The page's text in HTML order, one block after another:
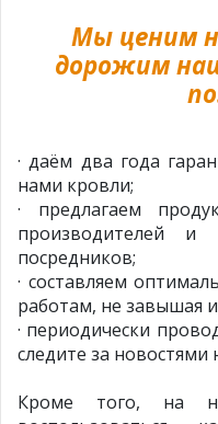
Мы ценим
дорожим
· даём два года
нами кровли;
· предлагаем
производителей
посредников;
· составляем
работам, не завышая
· периодически
следите за новостями
Кроме того, на